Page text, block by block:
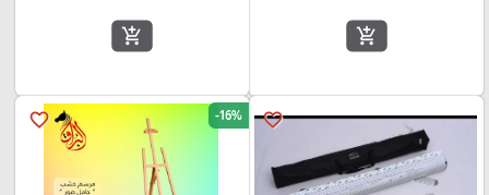
add_shopping_cart
add_shopping_cart
favorite_border
favorite_border -16%